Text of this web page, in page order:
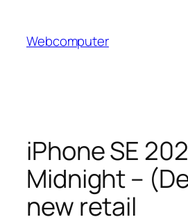
innehåll
Webcomputer
iPhone SE
Midnight –
new retail